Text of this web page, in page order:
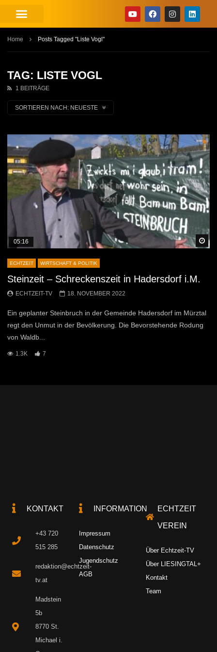
Home Posts Tagged "Liste Vogl"
TAG: LISTE VOGL
1 BEITRÄGE
SORTIEREN NACH: NEUESTE
05:16
ECHTZEIT WIRTSCHAFT & POLITIK
Steinzeit – Schreckenszeit in Hadersdorf i.M.
ECHTZEIT-TV 18. NOVEMBER 2022
Ein geplanter Steinbruch in der Gemeinde Hadersdorf im Mürztal
regt den Unmut in der Bevölkerung. Die Bevorstehende Rodung
von Waldb...
1.3K 7
KONTAKT
+43 720
515 285
redaktion@echtzeit-
tv.at
Madstein
5b
8770 St.
Michael i.
INFORMATION
Impressum
Datenschutz
Jugendschutz
AGB
ECHTZEIT
VEREIN
Über Echtzeit-TV
Über LIESINGTAL+
Kontakt
Team